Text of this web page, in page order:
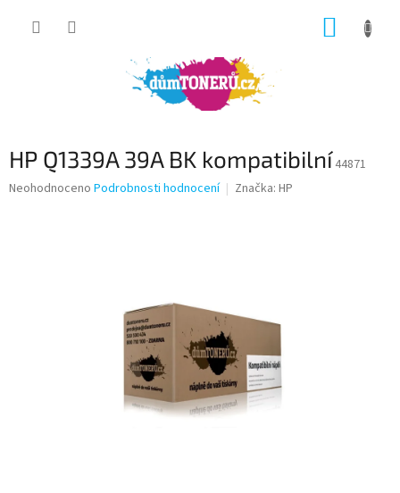
HP Q1339A 39A BK kompatibilní 44871
Průměrné
Neohodnoceno Podrobnosti hodnocení Značka: HP